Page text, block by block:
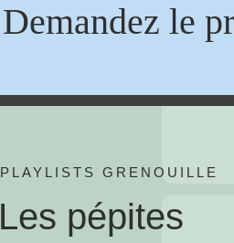
Demandez le
PLAYLISTS GRENOUILLE
Les pépites